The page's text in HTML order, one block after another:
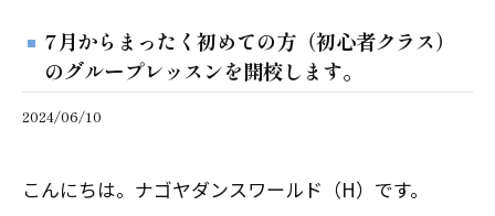
7月からまったく初めての方（初心者クラス）
のグループレッスンを開校します。
2024/06/10
こんにちは。ナゴヤダンスワールド（H）です。